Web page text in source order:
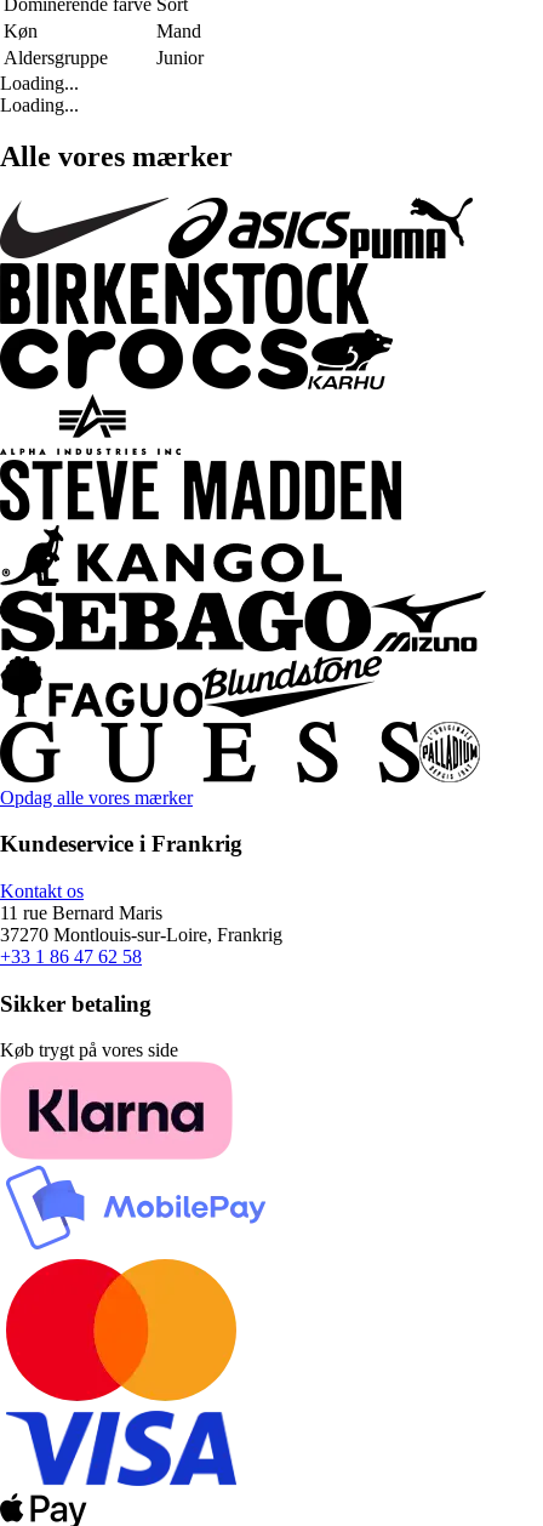
Køn
Mand
Aldersgruppe
Junior
Loading...
Loading...
Alle vores mærker
Opdag alle vores mærker
Kundeservice i Frankrig
Kontakt os
11 rue Bernard Maris
37270 Montlouis-sur-Loire, Frankrig
+33 1 86 47 62 58
Sikker betaling
Køb trygt på vores side